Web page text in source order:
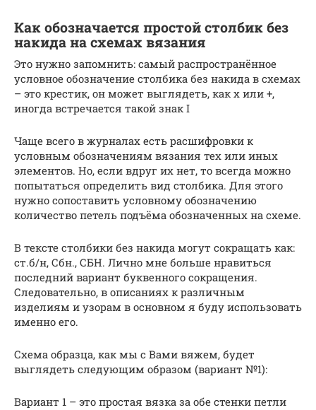
Как обозначается простой столбик без
накида на схемах вязания
Это нужно запомнить: самый распространённое
условное обозначение столбика без накида в схемах
– это крестик, он может выглядеть, как х или +,
иногда встречается такой знак I
Чаще всего в журналах есть расшифровки к
условным обозначениям вязания тех или иных
элементов. Но, если вдруг их нет, то всегда можно
попытаться определить вид столбика. Для этого
нужно сопоставить условному обозначению
количество петель подъёма обозначенных на схеме.
В тексте столбики без накида могут сокращать как:
ст.б/н, Сбн., СБН. Лично мне больше нравиться
последний вариант буквенного сокращения.
Следовательно, в описаниях к различным
изделиям и узорам в основном я буду использовать
именно его.
Схема образца, как мы с Вами вяжем, будет
выглядеть следующим образом (вариант №1):
Вариант 1 – это простая вязка за обе стенки петли